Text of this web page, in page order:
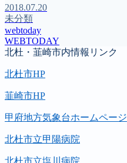
2018.07.20
未分類
webtoday
WEBTODAY
北杜・韮崎市内情報リンク
北杜市HP
韮崎市HP
甲府地方気象台ホームページ
北杜市立甲陽病院
北杜市立塩川病院